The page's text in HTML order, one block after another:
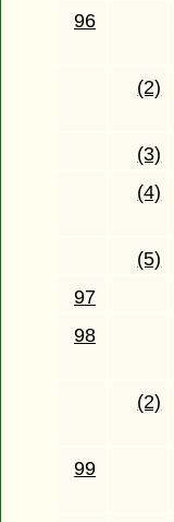
96
(2)
(3)
(4)
(5)
97
98
(2)
99